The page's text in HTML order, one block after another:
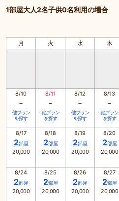
1部屋大人2名子供0名利用の場合
月 火 水 木
8/10
-
他プラン
を探す
8/11
-
他プラン
を探す
8/12
-
他プラン
を探す
8/13
-
他プラン
を探す
8/17
2部屋
20,000
8/18
2部屋
20,000
8/19
2部屋
20,000
8/20
2部屋
20,000
8/24
2部屋
20,000
8/25
2部屋
20,000
8/26
2部屋
20,000
8/27
2部屋
20,000